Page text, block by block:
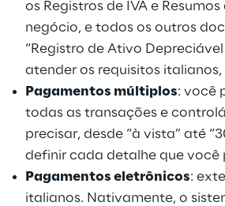
os Registros de IVA e
negócio, e todos os outros
“Registro de Ativo
atender os requisitos italianos,
Pagamentos múltiplos: você
todas as transações e
precisar, desde “à vista” até
definir cada detalhe que você
Pagamentos eletrônicos:
italianos. Nativamente, o